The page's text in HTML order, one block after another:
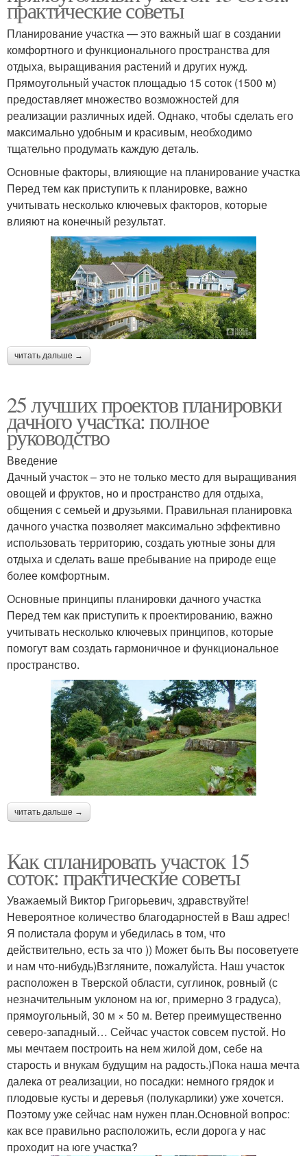
практические советы
Планирование участка — это важный шаг в создании
комфортного и функционального пространства для
отдыха, выращивания растений и других нужд.
Прямоугольный участок площадью 15 соток (1500 м)
предоставляет множество возможностей для
реализации различных идей. Однако, чтобы сделать его
максимально удобным и красивым, необходимо
тщательно продумать каждую деталь.
Основные факторы, влияющие на планирование участка
Перед тем как приступить к планировке, важно
учитывать несколько ключевых факторов, которые
влияют на конечный результат.
читать дальше →
25 лучших проектов планировки
дачного участка: полное
руководство
Введение
Дачный участок – это не только место для выращивания
овощей и фруктов, но и пространство для отдыха,
общения с семьей и друзьями. Правильная планировка
дачного участка позволяет максимально эффективно
использовать территорию, создать уютные зоны для
отдыха и сделать ваше пребывание на природе еще
более комфортным.
Основные принципы планировки дачного участка
Перед тем как приступить к проектированию, важно
учитывать несколько ключевых принципов, которые
помогут вам создать гармоничное и функциональное
пространство.
читать дальше →
Как спланировать участок 15
соток: практические советы
Уважаемый Виктор Григорьевич, здравствуйте!
Невероятное количество благодарностей в Ваш адрес!
Я полистала форум и убедилась в том, что
действительно, есть за что )) Может быть Вы посоветуете
и нам что-нибудь)Взгляните, пожалуйста. Наш участок
расположен в Тверской области, суглинок, ровный (с
незначительным уклоном на юг, примерно 3 градуса),
прямоугольный, 30 м × 50 м. Ветер преимущественно
северо-западный… Сейчас участок совсем пустой. Но
мы мечтаем построить на нем жилой дом, себе на
старость и внукам будущим на радость.)Пока наша мечта
далека от реализации, но посадки: немного грядок и
плодовые кусты и деревья (полукарлики) уже хочется.
Поэтому уже сейчас нам нужен план.Основной вопрос:
как все правильно расположить, если дорога у нас
проходит на юге участка?